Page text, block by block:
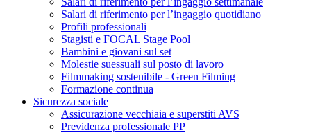
Salari di riferimento per l’ingaggio quotidiano
Profili professionali
Stagisti e FOCAL Stage Pool
Bambini e giovani sul set
Molestie suessuali sul posto di lavoro
Filmmaking sostenibile - Green Filming
Formazione continua
Sicurezza sociale
Assicurazione vecchiaia e superstiti AVS
Previdenza professionale PP